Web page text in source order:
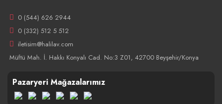
0 (544) 626 2944
0 (332) 512 5 512
iletisim@halilav.com
Müftü Mah. İ. Hakkı Konyalı Cad. No:3 Z01, 42700 Beyşehir/Konya
Pazaryeri Mağazalarımız